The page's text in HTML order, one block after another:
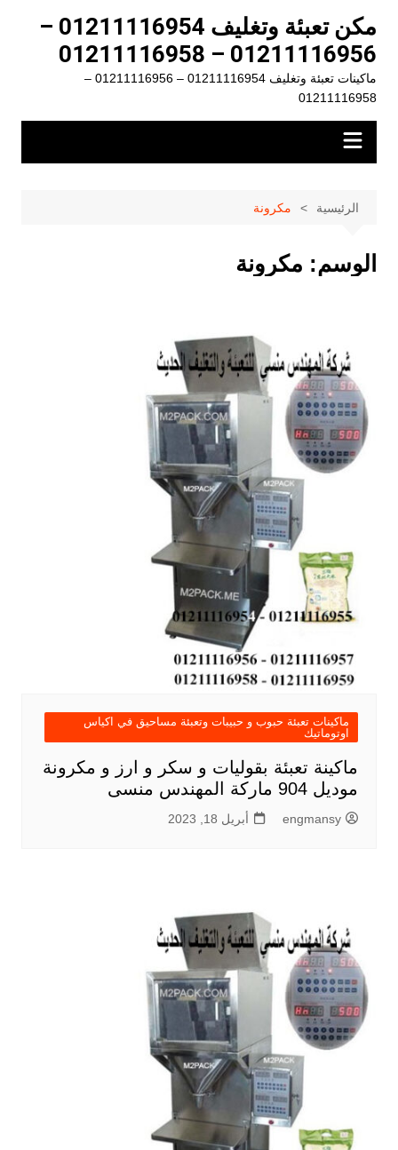
المحتوى
مكن تعبئة وتغليف 01211116954 –
01211116956 – 01211116958
ماكينات تعبئة وتغليف 01211116954 – 01211116956 –
01211116958
الرئيسية مكرونة
الوسم: مكرونة
ماكينات تعبئة حبوب و حبيبات وتعبئة مساحيق في اكياس
اوتوماتيك
ماكينة تعبئة بقوليات و سكر و ارز و مكرونة
موديل 904 ماركة المهندس منسى
engmansy أبريل 18, 2023